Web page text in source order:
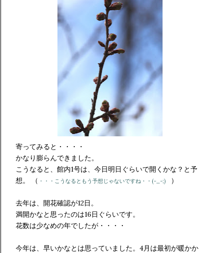
寄ってみると・・・・
かなり膨らんできました。
こうなると、館内1号は、今日明日ぐらいで開くかな？と予
想。 （ ・・・こうなるともう予想じゃないですね・・(-_-;) ）
去年は、開花確認が12日。
満開かなと思ったのは16日ぐらいです。
花数は少なめの年でしたが・・・・
今年は、早いかなとは思っていました。4月は最初が暖かか